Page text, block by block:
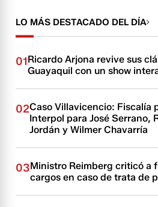
LO MÁS DESTACADO DEL DÍA
01Ricardo Arjona revive sus
Guayaquil con un show
02Caso Villavicencio: Fiscalía
Interpol para José Serrano,
Jordán y Wilmer Chavarría
03Ministro Reimberg criticó a
cargos en caso de trata de